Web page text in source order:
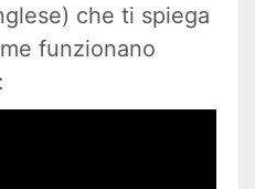
che ti spiega
funzionano
: